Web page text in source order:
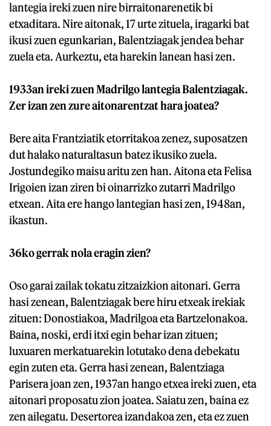
lantegia ireki zuen nire birraitonarenetik bi
etxaditara. Nire aitonak, 17 urte zituela, iragarki bat
ikusi zuen egunkarian, Balentziagak jendea behar
zuela eta. Aurkeztu, eta harekin lanean hasi zen.
1933an ireki zuen Madrilgo lantegia Balentziagak.
Zer izan zen zure aitonarentzat hara joatea?
Bere aita Frantziatik etorritakoa zenez, suposatzen
dut halako naturaltasun batez ikusiko zuela.
Jostundegiko maisu aritu zen han. Aitona eta Felisa
Irigoien izan ziren bi oinarrizko zutarri Madrilgo
etxean. Aita ere hango lantegian hasi zen, 1948an,
ikastun.
36ko gerrak nola eragin zien?
Oso garai zailak tokatu zitzaizkion aitonari. Gerra
hasi zenean, Balentziagak bere hiru etxeak irekiak
zituen: Donostiakoa, Madrilgoa eta Bartzelonakoa.
Baina, noski, erdi itxi egin behar izan zituen;
luxuaren merkatuarekin lotutako dena debekatu
egin zuten eta. Gerra hasi zenean, Balentziaga
Parisera joan zen, 1937an hango etxea ireki zuen, eta
aitonari proposatu zion joatea. Saiatu zen, baina ez
zen ailegatu. Desertorea izandakoa zen, eta ez zuen